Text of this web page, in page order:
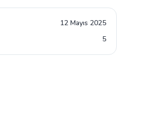
12 Mayıs 2025
5